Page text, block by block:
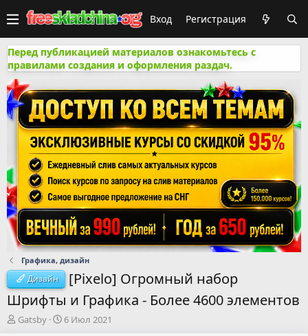
Вход Регистрация
Перед публикацией материалов ознакомьтесь с
правилами создания и оформления раздач.
Графика, дизайн
Дизайн
[Pixelo] Огромный набор
Шрифты и Графика - Более 4600 элементов
А
Gatsby
Д
6 Июл 2021